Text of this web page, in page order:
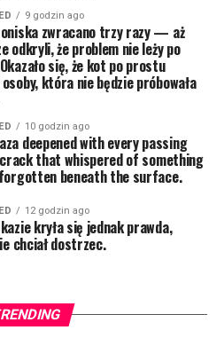
9 godzin ago
zwracano trzy razy — aż
odkryli, że problem nie leży po
się, że kot po prostu
która nie będzie próbowała
10 godzin ago
deepened with every passing
that whispered of something
beneath the surface.
12 godzin ago
kryła się jednak prawda,
chciał dostrzec.